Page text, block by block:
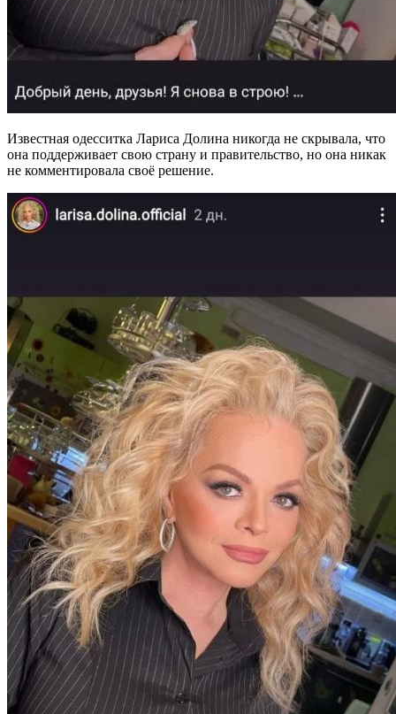
Известная одесситка Лариса Долина никогда не скрывала, что
она поддерживает свою страну и правительство, но она никак
не комментировала своё решение.